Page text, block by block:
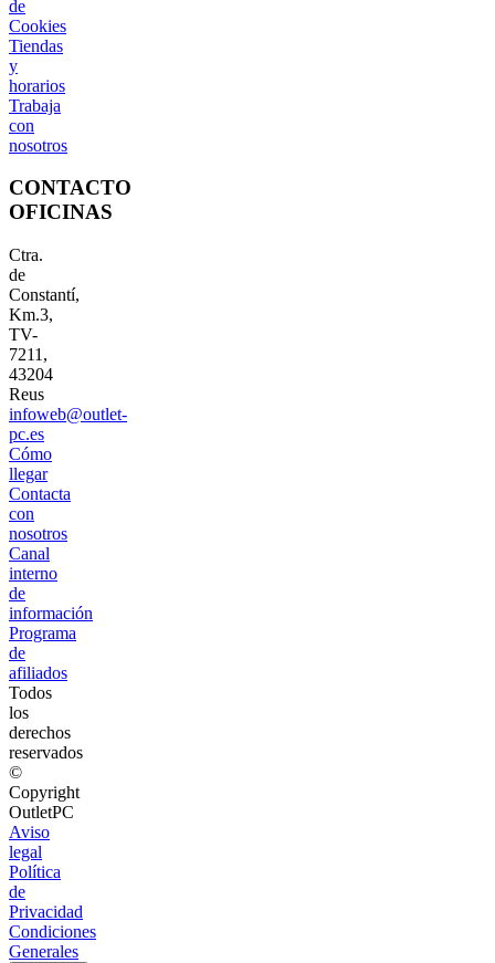
de
Cookies
Tiendas
y
horarios
Trabaja
con
nosotros
CONTACTO
OFICINAS
Ctra.
de
Constantí,
Km.3,
TV-
7211,
43204
Reus
infoweb@outlet-
pc.es
Cómo
llegar
Contacta
con
nosotros
Canal
interno
de
información
Programa
de
afiliados
Todos
los
derechos
reservados
©
Copyright
OutletPC
Aviso
legal
Política
de
Privacidad
Condiciones
Generales